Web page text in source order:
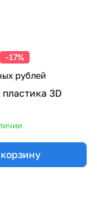
-17%
рублей
3D